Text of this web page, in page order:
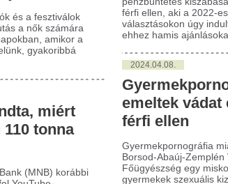
a
végeztek
Pénzbüntetésre ítéltek egy
erőszakos futballszurkolót
Heves vármegyében
Nyilvános rendezvényen elkövetett
garázdaság bűntette miatt pénzbüntetésre
ítéltek egy férfit, aki Andornaktályán, egy
futballmérkőzésen megütött egy játékost -
közölte a Heves Vármegyei Főügyészség
szóvivője hétfőn az MTI-vel.